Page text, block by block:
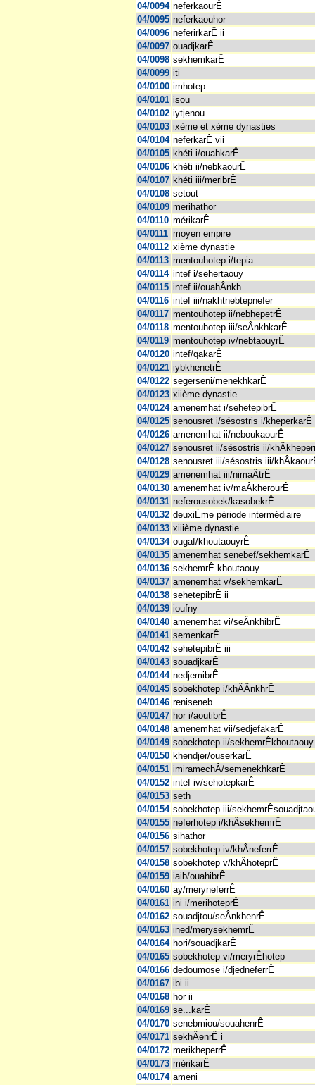
04/0094 neferkaourÊ
04/0095 neferkaouhor
04/0096 neferirkarÊ ii
04/0097 ouadjkarÊ
04/0098 sekhemkarÊ
04/0099 iti
04/0100 imhotep
04/0101 isou
04/0102 iytjenou
04/0103 ixème et xème dynasties
04/0104 neferkarÊ vii
04/0105 khéti i/ouahkarÊ
04/0106 khéti ii/nebkaourÊ
04/0107 khéti iii/meribrÊ
04/0108 setout
04/0109 merihathor
04/0110 mérikarÊ
04/0111 moyen empire
04/0112 xième dynastie
04/0113 mentouhotep i/tepia
04/0114 intef i/sehertaouy
04/0115 intef ii/ouahÂnkh
04/0116 intef iii/nakhtnebtepnefer
04/0117 mentouhotep ii/nebhepetrÊ
04/0118 mentouhotep iii/seÂnkhkarÊ
04/0119 mentouhotep iv/nebtaouyrÊ
04/0120 intef/qakarÊ
04/0121 iybkhenetrÊ
04/0122 segerseni/menekhkarÊ
04/0123 xiième dynastie
04/0124 amenemhat i/sehetepibrÊ
04/0125 senousret i/sésostris i/kheperkarÊ
04/0126 amenemhat ii/neboukaourÊ
04/0127 senousret ii/sésostris ii/
04/0128 senousret iii/sésostris iii/
04/0129 amenemhat iii/nimaÂtrÊ
04/0130 amenemhat iv/maÂkherourÊ
04/0131 neferousobek/kasobekrÊ
04/0132 deuxiÈme période intermédiaire
04/0133 xiiième dynastie
04/0134 ougaf/khoutaouyrÊ
04/0135 amenemhat senebef/sekhemkarÊ
04/0136 sekhemrÊ khoutaouy
04/0137 amenemhat v/sekhemkarÊ
04/0138 sehetepibrÊ ii
04/0139 ioufny
04/0140 amenemhat vi/seÂnkhibrÊ
04/0141 semenkarÊ
04/0142 sehetepibrÊ iii
04/0143 souadjkarÊ
04/0144 nedjemibrÊ
04/0145 sobekhotep i/khÂÂnkhrÊ
04/0146 reniseneb
04/0147 hor i/aoutibrÊ
04/0148 amenemhat vii/sedjefakarÊ
04/0149 sobekhotep ii/sekhemrÊkhoutaouy
04/0150 khendjer/ouserkarÊ
04/0151 imiramechÂ/semenekhkarÊ
04/0152 intef iv/sehotepkarÊ
04/0153 seth
04/0154 sobekhotep iii/
04/0155 neferhotep i/khÂsekhemrÊ
04/0156 sihathor
04/0157 sobekhotep iv/khÂneferrÊ
04/0158 sobekhotep v/khÂhoteprÊ
04/0159 iaib/ouahibrÊ
04/0160 ay/meryneferrÊ
04/0161 ini i/merihoteprÊ
04/0162 souadjtou/seÂnkhenrÊ
04/0163 ined/merysekhemrÊ
04/0164 hori/souadjkarÊ
04/0165 sobekhotep vi/meryrÊhotep
04/0166 dedoumose i/djedneferrÊ
04/0167 ibi ii
04/0168 hor ii
04/0169 se...karÊ
04/0170 senebmiou/souahenrÊ
04/0171 sekhÂenrÊ i
04/0172 merikheperrÊ
04/0173 mérikarÊ
04/0174 ameni